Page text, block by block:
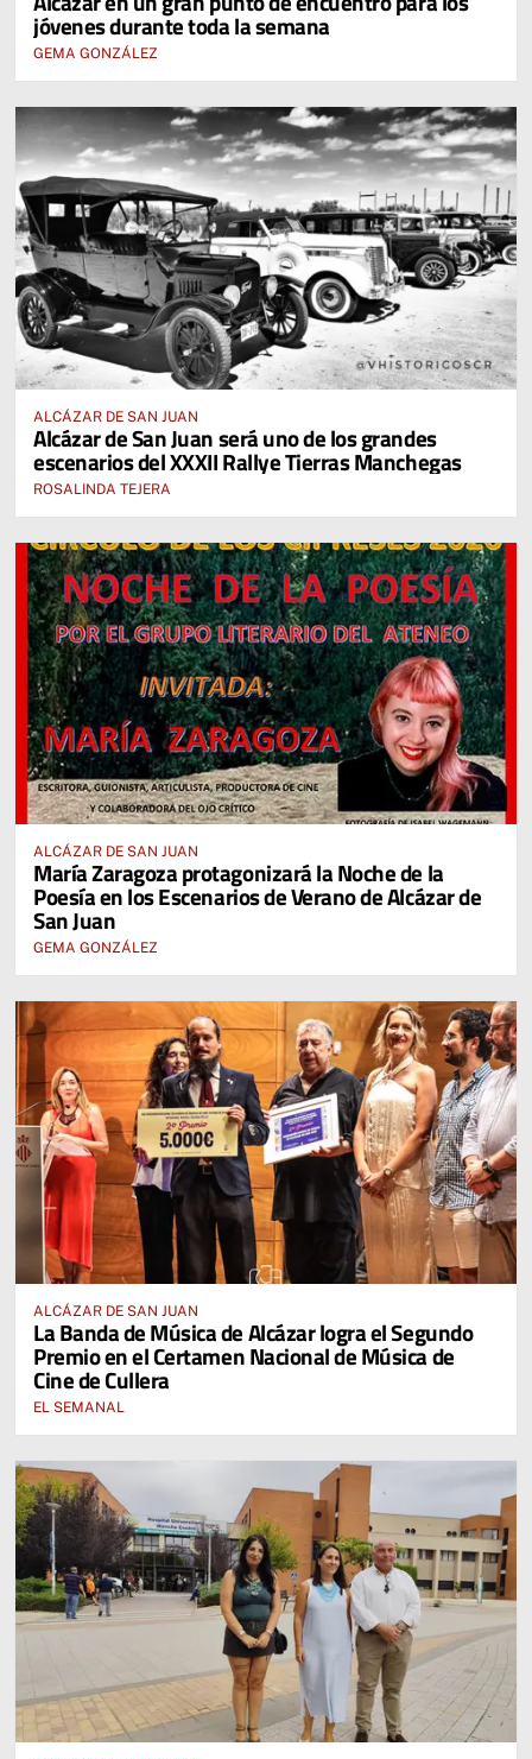
jóvenes durante toda la semana
GEMA GONZÁLEZ
ALCÁZAR DE SAN JUAN
Alcázar de San Juan será uno de los grandes
escenarios del XXXII Rallye Tierras Manchegas
ROSALINDA TEJERA
ALCÁZAR DE SAN JUAN
María Zaragoza protagonizará la Noche de la
Poesía en los Escenarios de Verano de Alcázar de
San Juan
GEMA GONZÁLEZ
ALCÁZAR DE SAN JUAN
La Banda de Música de Alcázar logra el Segundo
Premio en el Certamen Nacional de Música de
Cine de Cullera
EL SEMANAL